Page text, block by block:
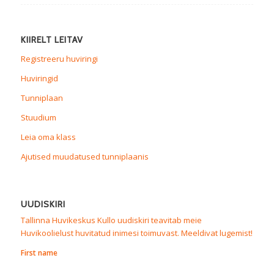
KIIRELT LEITAV
Registreeru huviringi
Huviringid
Tunniplaan
Stuudium
Leia oma klass
Ajutised muudatused tunniplaanis
UUDISKIRI
Tallinna Huvikeskus Kullo uudiskiri teavitab meie
Huvikoolielust huvitatud inimesi toimuvast. Meeldivat lugemist!
First name